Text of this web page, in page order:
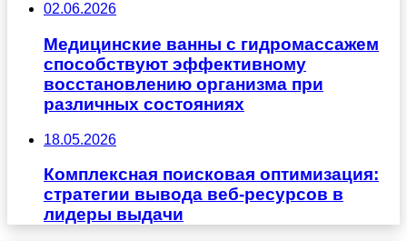
02.06.2026
Медицинские ванны с гидромассажем
способствуют эффективному
восстановлению организма при
различных состояниях
18.05.2026
Комплексная поисковая оптимизация:
стратегии вывода веб-ресурсов в
лидеры выдачи